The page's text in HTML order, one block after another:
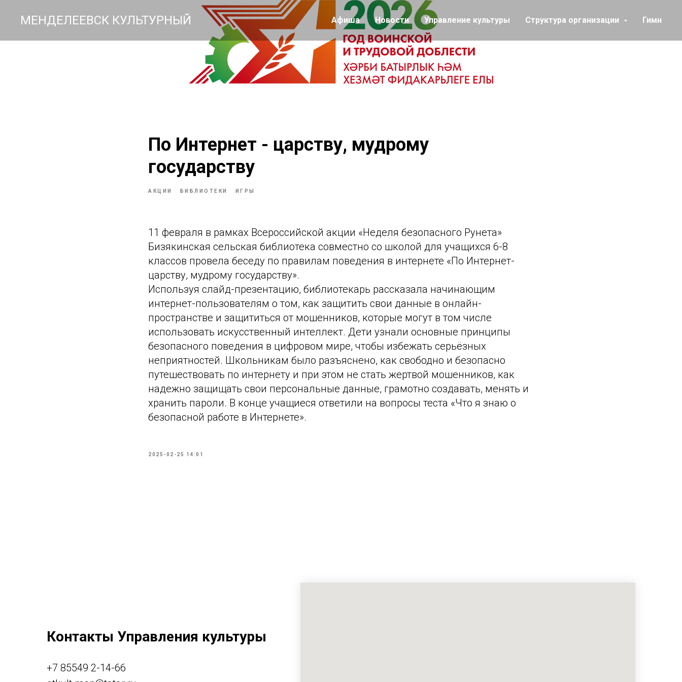
МЕНДЕЛЕЕВСК КУЛЬТУРНЫЙ Афиша Новости Управление культуры Структура организации Гимн
По Интернет - царству, мудрому
государству
АКЦИИ БИБЛИОТЕКИ ИГРЫ
11 февраля в рамках Всероссийской акции «Неделя безопасного Рунета»
Бизякинская сельская библиотека совместно со школой для учащихся 6-8
классов провела беседу по правилам поведения в интернете «По Интернет-
царству, мудрому государству».
Используя слайд-презентацию, библиотекарь рассказала начинающим
интернет-пользователям о том, как защитить свои данные в онлайн-
пространстве и защититься от мошенников, которые могут в том числе
использовать искусственный интеллект. Дети узнали основные принципы
безопасного поведения в цифровом мире, чтобы избежать серьёзных
неприятностей. Школьникам было разъяснено, как свободно и безопасно
путешествовать по интернету и при этом не стать жертвой мошенников, как
надежно защищать свои персональные данные, грамотно создавать, менять и
хранить пароли. В конце учащиеся ответили на вопросы теста «Что я знаю о
безопасной работе в Интернете».
2025-02-25 14:01
Контакты Управления культуры
+7 85549 2-14-66